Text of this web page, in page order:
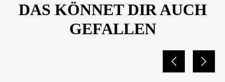
DAS KÖNNET DIR AUCH
GEFALLEN